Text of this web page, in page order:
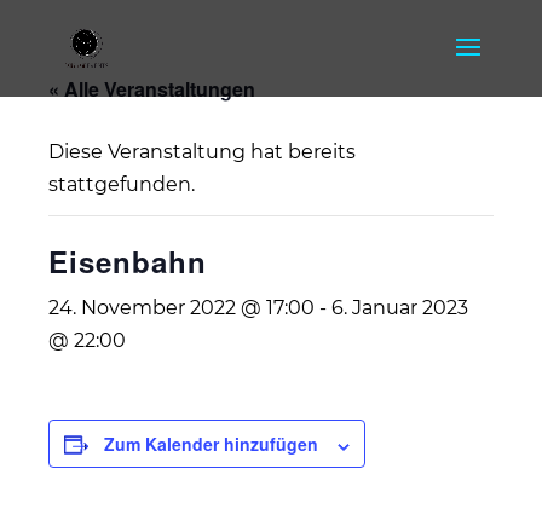
« Alle Veranstaltungen
Diese Veranstaltung hat bereits
stattgefunden.
Eisenbahn
24. November 2022 @ 17:00 -6. Januar 2023
@ 22:00
Zum Kalender hinzufügen